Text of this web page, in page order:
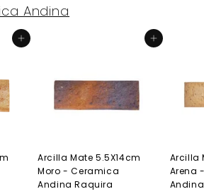
Andina
Agregar al carrito Agregar al carrito
Arcilla Mate 5.5X14cm
Moro - Ceramica
Andina Raquira
Arcilla
Arena